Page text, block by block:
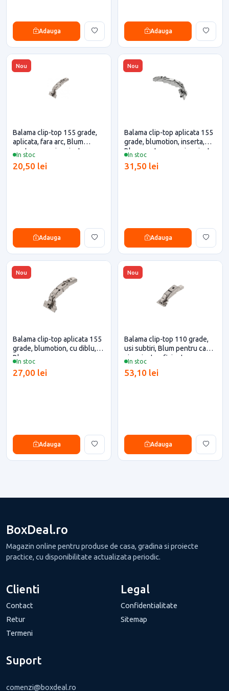
Adauga Adauga
Nou
In stoc
Balama clip-top 155 grade,
aplicata, fara arc, Blum
pentru casa si proiecte
20,50 lei
Adauga
Nou
In stoc
Balama clip-top aplicata 155
grade, blumotion, inserta,
Blum pentru casa si proiecte
31,50 lei
Adauga
Nou
In stoc
Balama clip-top aplicata 155
grade, blumotion, cu diblu,
Blum
27,00 lei
Adauga
Nou
In stoc
Balama clip-top 110 grade,
usi subtiri, Blum pentru casa
si proiecte eficiente
53,10 lei
Adauga
BoxDeal.ro
Magazin online pentru produse de casa, gradina si proiecte
practice, cu disponibilitate actualizata periodic.
Clienti
Contact
Retur
Termeni
Legal
Confidentialitate
Sitemap
Suport
comenzi@boxdeal.ro